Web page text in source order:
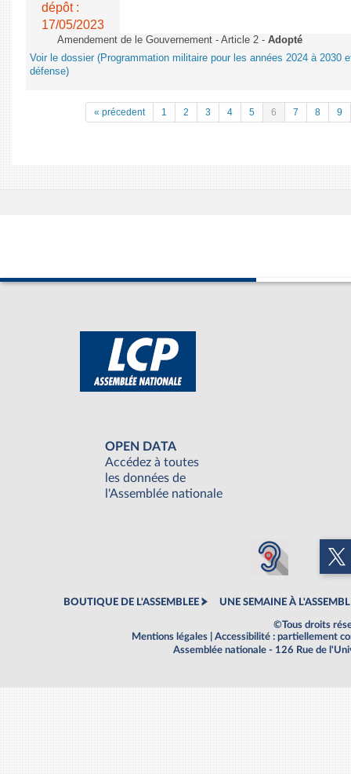
dépôt :
17/05/2023
Amendement de le Gouvernement - Article 2 - Adopté
Voir le dossier (Programmation militaire pour les années 2024 à 2030
défense)
« précedent 1 2 3 4 5 6 7 8 9
OPEN DATA
Accédez à toutes
les données de
l'Assemblée nationale
BOUTIQUE DE L'ASSEMBLEE UNE SEMAINE À
©Tous droits
Mentions légales
Accessibilité : partiellement
Assemblée nationale - 126 Rue de